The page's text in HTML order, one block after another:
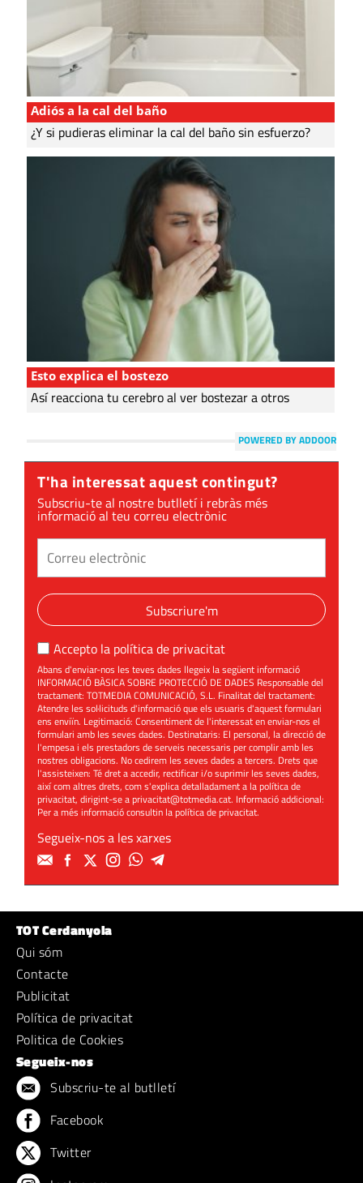
Adiós a la cal del baño
¿Y si pudieras eliminar la cal del baño sin esfuerzo?
Esto explica el bostezo
Así reacciona tu cerebro al ver bostezar a otros
POWERED BY ADDOOR
T'ha interessat aquest contingut?
Subscriu-te al nostre butlletí i rebràs més
informació al teu correu electrònic
Subscriure'm
Accepto la política de privacitat
Abans d'enviar-nos les teves dades llegeix la següent informació
INFORMACIÓ BÀSICA SOBRE PROTECCIÓ DE DADES Responsable del
tractament: TOTMEDIA COMUNICACIÓ, S.L. Finalitat del tractament:
Atendre les sol·licituds d'informació que els usuaris d'aquest formulari
ens enviïn. Legitimació: Consentiment de l'interessat en enviar-nos el
formulari amb les seves dades. Destinataris: El personal, la direcció de
l'empesa i els prestadors de serveis necessaris per complir amb les
nostres obligacions. No cedirem les seves dades a tercers. Drets que
l'assisteixen: Té dret a accedir, rectificar i/o suprimir les seves dades,
així com altres drets, com s'explica detalladament a la política de
privacitat, dirigint-se aprivacitat@totmedia.cat. Informació addicional:
Per a més informació consultin lapolítica de privacitat.
Segueix-nos a les xarxes
TOT Cerdanyola
Qui sóm
Contacte
Publicitat
Política de privacitat
Politica de Cookies
Segueix-nos
Subscriu-te al butlletí
Facebook
Twitter